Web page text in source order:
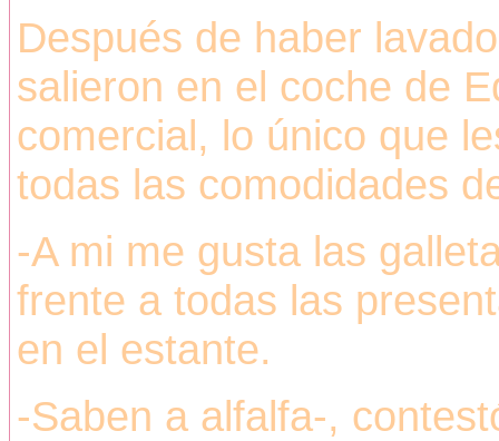
Después de haber
salieron en el coche de
comercial, lo único que
todas las comodidades
-A mi me gusta las
frente a todas las
en el estante.
-Saben a alfalfa-,